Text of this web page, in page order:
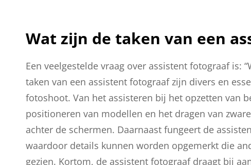
Wat zijn de taken van een
Een veelgestelde vraag over assistent fotograaf is:
taken van een assistent fotograaf zijn divers en
fotoshoot. Van het assisteren bij het opzetten van
positioneren van modellen en het dragen van
achter de schermen. Daarnaast fungeert de
waardoor details kunnen worden opgemerkt die
gezien. Kortom, de assistent fotograaf draagt bij